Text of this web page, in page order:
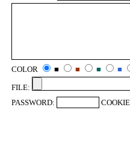
COLOR ■ ■ ■ ■
FILE:
PASSWORD: